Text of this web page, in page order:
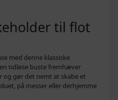
til flot
med denne klassiske
tidløse buste fremhæver
gør det nemt at skabe et
på messer eller derhjemme